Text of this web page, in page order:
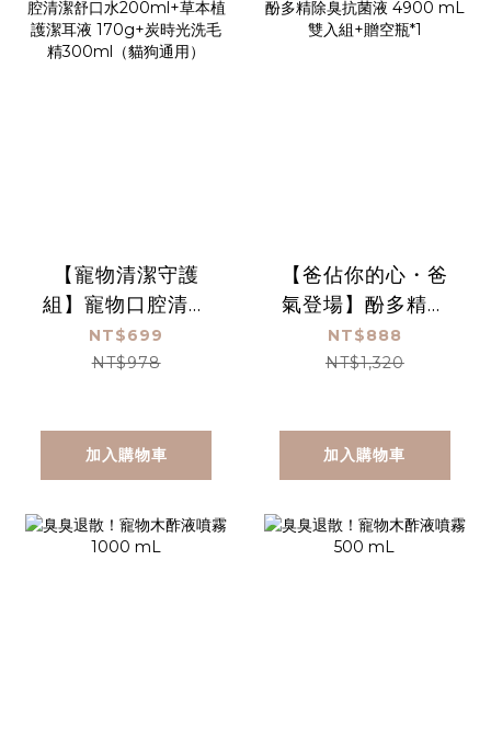
【寵物清潔守護
組】寵物口腔清潔
舒口水200ml+草
本植護潔耳液
用）
NT$699
NT$978
加入購物車
【爸佔你的心・爸
氣登場】酚多精除
臭抗菌液 4900
mL雙入組+贈空瓶
NT$888
NT$1,320
加入購物車